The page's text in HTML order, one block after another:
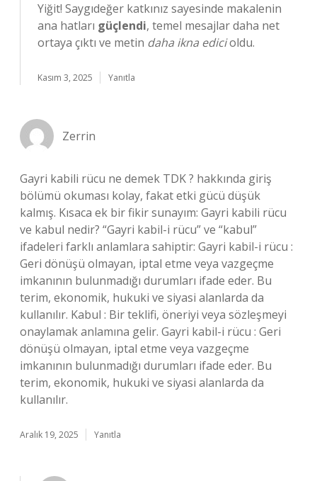
Yiğit! Saygıdeğer katkınız sayesinde makalenin
ana hatları güçlendi, temel mesajlar daha net
ortaya çıktı ve metin daha ikna edicioldu.
Kasım 3, 2025 Yanıtla
Zerrin
Gayri kabili rücu ne demek TDK ? hakkında giriş
bölümü okuması kolay, fakat etki gücü düşük
kalmış. Kısaca ek bir fikir sunayım: Gayri kabili rücu
ve kabul nedir? “Gayri kabil-i rücu” ve “kabul”
ifadeleri farklı anlamlara sahiptir: Gayri kabil-i rücu :
Geri dönüşü olmayan, iptal etme veya vazgeçme
imkanının bulunmadığı durumları ifade eder. Bu
terim, ekonomik, hukuki ve siyasi alanlarda da
kullanılır. Kabul : Bir teklifi, öneriyi veya sözleşmeyi
onaylamak anlamına gelir. Gayri kabil-i rücu : Geri
dönüşü olmayan, iptal etme veya vazgeçme
imkanının bulunmadığı durumları ifade eder. Bu
terim, ekonomik, hukuki ve siyasi alanlarda da
kullanılır.
Aralık 19, 2025 Yanıtla